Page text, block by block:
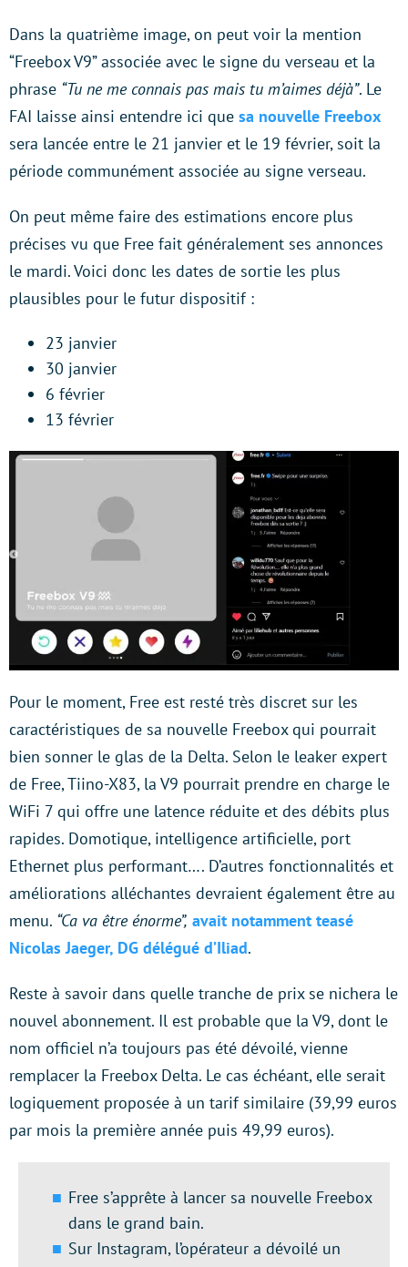
Dans la quatrième image, on peut voir la mention
“Freebox V9” associée avec le signe du verseau et la
phrase “Tu ne me connais pas mais tu m’aimes déjà”. Le
FAI laisse ainsi entendre ici que sa nouvelle Freebox
sera lancée entre le 21 janvier et le 19 février, soit la
période communément associée au signe verseau.
On peut même faire des estimations encore plus
précises vu que Free fait généralement ses annonces
le mardi. Voici donc les dates de sortie les plus
plausibles pour le futur dispositif :
23 janvier
30 janvier
6 février
13 février
Pour le moment, Free est resté très discret sur les
caractéristiques de sa nouvelle Freebox qui pourrait
bien sonner le glas de la Delta. Selon le leaker expert
de Free, Tiino-X83, la V9 pourrait prendre en charge le
WiFi 7 qui offre une latence réduite et des débits plus
rapides. Domotique, intelligence artificielle, port
Ethernet plus performant…. D’autres fonctionnalités et
améliorations alléchantes devraient également être au
menu. “Ca va être énorme”, avait notamment teasé
Nicolas Jaeger, DG délégué d’Iliad.
Reste à savoir dans quelle tranche de prix se nichera le
nouvel abonnement. Il est probable que la V9, dont le
nom officiel n’a toujours pas été dévoilé, vienne
remplacer la Freebox Delta. Le cas échéant, elle serait
logiquement proposée à un tarif similaire (39,99 euros
par mois la première année puis 49,99 euros).
Free s’apprête à lancer sa nouvelle Freebox
dans le grand bain.
Sur Instagram, l’opérateur a dévoilé un